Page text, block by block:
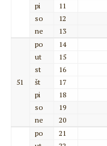
pi
11
so
12
ne
13
51
po
14
ut
15
st
16
št
17
pi
18
so
19
ne
20
po
21